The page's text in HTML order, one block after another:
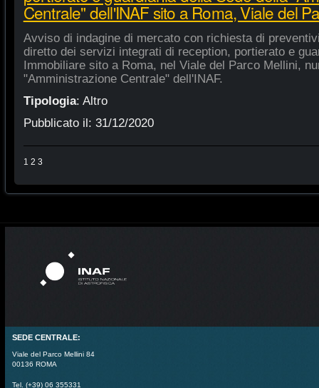
Centrale" dell'INAF sito a Roma, Viale del
Avviso di indagine di mercato con richiesta di
diretto dei servizi integrati di reception, portierato e
Immobiliare sito a Roma, nel Viale del Parco Mellini,
"Amministrazione Centrale" dell'INAF.
Tipologia: Altro
Pubblicato il: 31/12/2020
1 2 3
SEDE CENTRALE:
Viale del Parco Mellini 84
00136 ROMA
Tel. (+39) 06 355331